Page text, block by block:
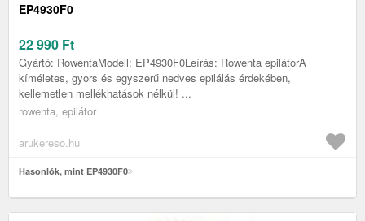
EP4930F0
22 990 Ft
Gyártó: RowentaModell: EP4930F0Leírás: Rowenta epilátorA
kíméletes, gyors és egyszerű nedves epilálás érdekében,
kellemetlen mellékhatások nélkül! ...
rowenta, epilátor
arukereso.hu
Hasonlók, mint EP4930F0